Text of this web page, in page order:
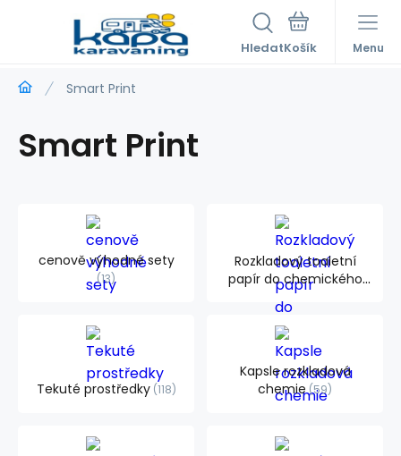
Hledat Menu
Smart Print
Smart Print
cenově výhodné sety
13
Rozkladový toaletní
papír do chemického
WC
Tekuté prostředky 118
Kapsle rozkladová
chemie 59